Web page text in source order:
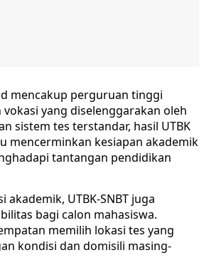
mencakup perguruan tinggi
yang diselenggarakan oleh
sistem tes terstandar, hasil UTBK
mencerminkan kesiapan akademik
tantangan pendidikan
akademik, UTBK-SNBT juga
bagi calon mahasiswa.
memilih lokasi tes yang
kondisi dan domisili masing-